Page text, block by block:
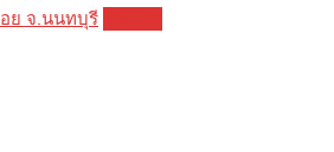
ย จ.นนทบุรี